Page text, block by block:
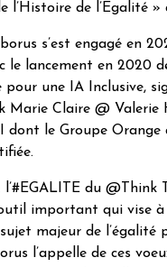
l’Histoire de l’Egalité »
s’est engagé en
le lancement en 2020
une IA Inclusive,
Marie Claire @ Valerie
dont le Groupe Orange
l’#EGALITE du @Think
important qui vise
majeur de l’égalité
l’appelle de ces